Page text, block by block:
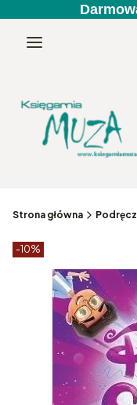
Menu
Strona główna
Etykiety produktu
-10%